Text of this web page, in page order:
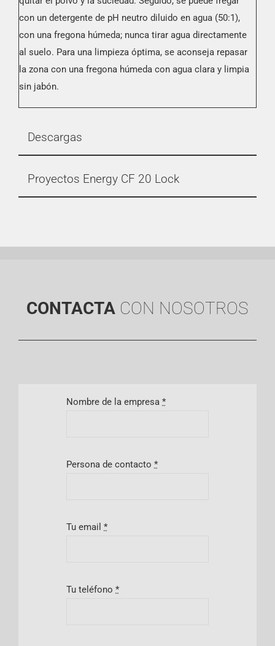
con un detergente de pH neutro diluido en agua (50:1),
con una fregona húmeda; nunca tirar agua directamente
al suelo. Para una limpieza óptima, se aconseja repasar
la zona con una fregona húmeda con agua clara y limpia
sin jabón.
Descargas
Proyectos Energy CF 20 Lock
CONTACTA CON NOSOTROS
Nombre de la empresa*
Persona de contacto*
Tu email*
Tu teléfono*